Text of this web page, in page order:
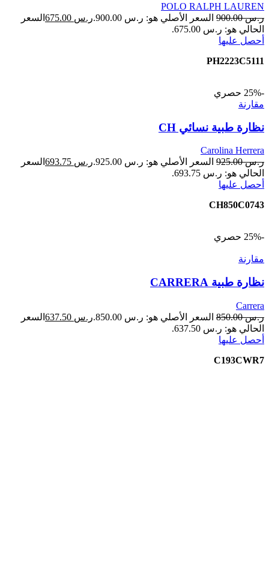
POLO RALPH LAUREN
ر.س900.00 السعر الأصلي هو: ر.س 900.00. ر.س
السعر
الحالي هو: ر.س 675.00.
أحصل عليها
PH2223C5111
-25%
حصري
مقارنة
نظارة طبية نسائي CH
Carolina Herrera
ر.س925.00 السعر الأصلي هو: ر.س 925.00. ر.س
السعر
الحالي هو: ر.س 693.75.
أحصل عليها
CH850C0743
-25% حصري
مقارنة
نظارة طبية CARRERA
Carrera
ر.س850.00 السعر الأصلي هو: ر.س 850.00. ر.س
السعر
الحالي هو: ر.س 637.50.
أحصل عليها
C193CWR7